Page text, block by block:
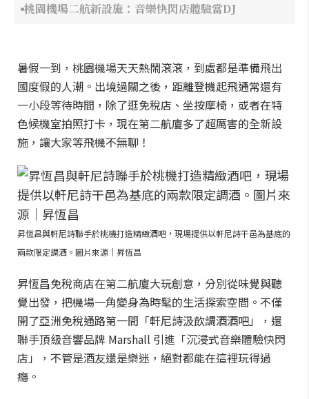
桃園機場二航新設施：音樂快閃店體驗當DJ
暑假一到，桃園機場天天熱鬧滾滾，到處都是準備飛出
國度假的人潮。出境過關之後，距離登機起飛通常還有
一小段等待時間，除了逛免稅店、坐按摩椅，或者在特
色候機室拍照打卡，現在第二航廈多了超厲害的全新設
施，讓大家等飛機不無聊！
昇恆昌與軒尼詩聯手於桃機打造精緻酒吧，現場提供以軒尼詩干邑為基底的
兩款限定調酒。圖片來源｜昇恆昌
昇恆昌免稅商店在第二航廈大玩創意，分別從味覺與聽
覺出發，把機場一角變身為時髦的生活探索空間。不僅
開了亞洲免稅通路第一間「軒尼詩汲飲調酒酒吧」，還
聯手頂級音響品牌 Marshall 引進「沉浸式音樂體驗快閃
店」，不管是酒友還是樂迷，絕對都能在這裡玩得過
癮。